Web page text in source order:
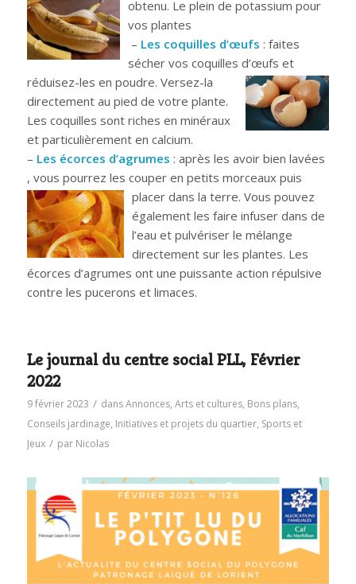
obtenu. Le plein de potassium pour
vos plantes
– Les coquilles d’œufs : faites
sécher vos coquilles d’œufs et
réduisez-les en poudre. Versez-la
directement au pied de votre plante.
Les coquilles sont riches en minéraux
et particulièrement en calcium.
– Les écorces d’agrumes : après les avoir bien lavées
, vous pourrez les couper en petits morceaux puis
placer dans la terre. Vous pouvez
également les faire infuser dans de
l’eau et pulvériser le mélange
directement sur les plantes. Les
écorces d’agrumes ont une puissante action répulsive
contre les pucerons et limaces.
Le journal du centre social PLL, Février
2022
9 février 2023 / dansAnnonces, Arts et cultures, Bons plans,
Conseils jardinage, Initiatives et projets du quartier, Sports et
Jeux / par Nicolas